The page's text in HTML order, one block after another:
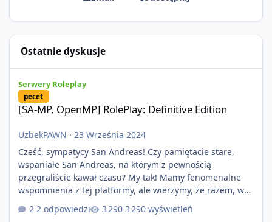
Ostatnie dyskusje
Serwery Roleplay
pecet
[SA-MP, OpenMP] RolePlay: Definitive Edition
UzbekPAWN · 23 Września 2024
Cześć, sympatycy San Andreas! Czy pamiętacie stare,
wspaniałe San Andreas, na którym z pewnością
przegraliście kawał czasu? My tak! Mamy fenomenalne
wspomnienia z tej platformy, ale wierzymy, że razem, w
nowopowstającym projekcie RolePlay: Definitive Edition
uda nam się zbudować nowe, piękne chwile w roleplayu,
2 odpowiedzi 3 290 wyświetleń